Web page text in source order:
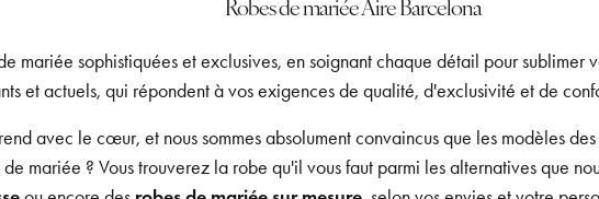
Robes de mariée Aire Barcelona
mariée sophistiquées et exclusives, en soignant chaque détail pour
et actuels, qui répondent à vos exigences de qualité, d'exclusivité et de
avec le cœur, et nous sommes absolument convaincus que les modèles
mariée ? Vous trouverez la robe qu'il vous faut parmi les alternatives que